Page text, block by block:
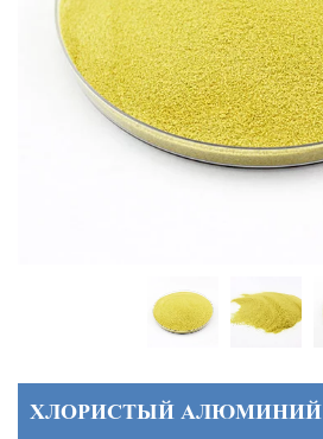
ХЛОРИСТЫЙ АЛЮМИНИЙ